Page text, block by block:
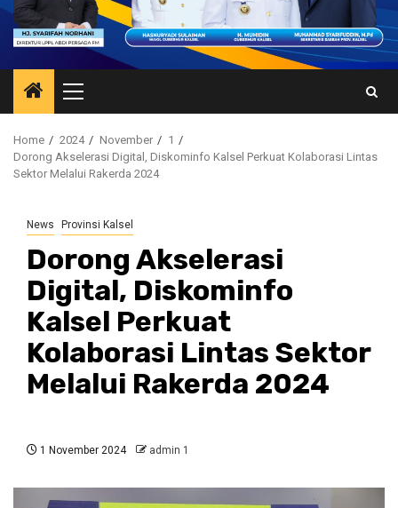
Primary
Menu
Home 2024 November
1
Dorong Akselerasi Digital, Diskominfo Kalsel Perkuat Kolaborasi Lintas
Sektor Melalui Rakerda 2024
News Provinsi Kalsel
Dorong Akselerasi
Digital, Diskominfo
Kalsel Perkuat
Kolaborasi Lintas Sektor
Melalui Rakerda 2024
1 November 2024 admin 1